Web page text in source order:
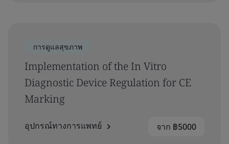
การดูแลสุขภาพ
Implementation of the In Vitro
Diagnostic Device Regulation for CE
Marking
อุปกรณ์ทางการแพทย์ จาก ฿5000